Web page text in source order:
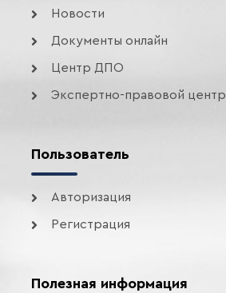
Новости
Документы онлайн
Центр ДПО
Экспертно-правовой центр
Пользователь
Авторизация
Регистрация
Полезная информация